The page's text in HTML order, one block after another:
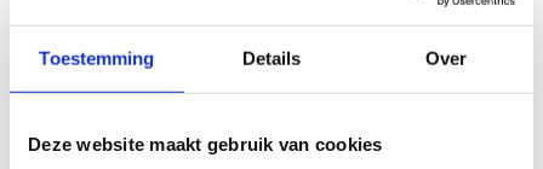
Toestemming Details Over
Deze website maakt gebruik van cookies
Of je nu een ontspannen jog wilt doen of je grenzen wilt
aangename loopervaring. Trek je loopschoenen aan en ervaar